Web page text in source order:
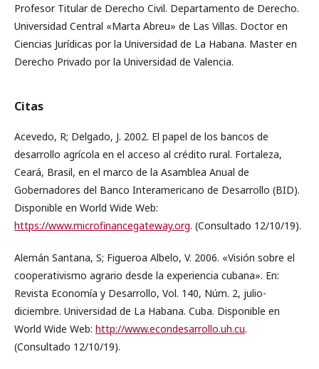
Profesor Titular de Derecho Civil. Departamento de Derecho.
Universidad Central «Marta Abreu» de Las Villas. Doctor en
Ciencias Jurídicas por la Universidad de La Habana. Master en
Derecho Privado por la Universidad de Valencia.
Citas
Acevedo, R; Delgado, J. 2002. El papel de los bancos de
desarrollo agrícola en el acceso al crédito rural. Fortaleza,
Ceará, Brasil, en el marco de la Asamblea Anual de
Gobernadores del Banco Interamericano de Desarrollo (BID).
Disponible en World Wide Web:
https://www.microfinancegateway.org. (Consultado 12/10/19).
Alemán Santana, S; Figueroa Albelo, V. 2006. «Visión sobre el
cooperativismo agrario desde la experiencia cubana». En:
Revista Economía y Desarrollo, Vol. 140, Núm. 2, julio-
diciembre. Universidad de La Habana. Cuba. Disponible en
World Wide Web: http://www.econdesarrollo.uh.cu.
(Consultado 12/10/19).